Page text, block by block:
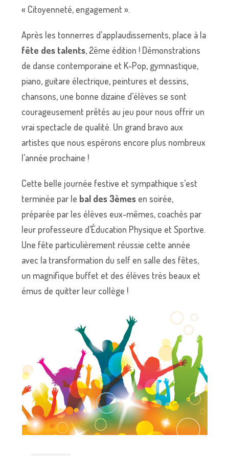
« Citoyenneté, engagement ».
Après les tonnerres d’applaudissements, place à la
fête des talents, 2ème édition ! Démonstrations
de danse contemporaine et K-Pop, gymnastique,
piano, guitare électrique, peintures et dessins,
chansons, une bonne dizaine d’élèves se sont
courageusement prêtés au jeu pour nous offrir un
vrai spectacle de qualité. Un grand bravo aux
artistes que nous espérons encore plus nombreux
l’année prochaine !
Cette belle journée festive et sympathique s’est
terminée par le bal des 3èmes en soirée,
préparée par les élèves eux-mêmes, coachés par
leur professeure d’Éducation Physique et Sportive.
Une fête particulièrement réussie cette année
avec la transformation du self en salle des fêtes,
un magnifique buffet et des élèves très beaux et
émus de quitter leur collège !